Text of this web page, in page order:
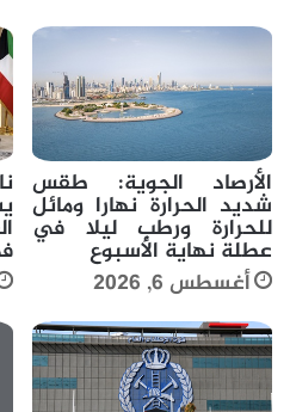
الأرصاد الجوية: طقس
شديد الحرارة نهارا ومائل
للحرارة ورطب ليلا في
عطلة نهاية الأسبوع
أغسطس 6, 2026